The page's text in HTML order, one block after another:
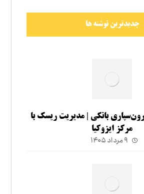
جدیدترین نوشته ها
۲۰۰۲۲ و برون‌سپاری بانکی | مدیریت ریسک با
مرکز ایزوکیا
۹ مرداد ۱۴۰۵